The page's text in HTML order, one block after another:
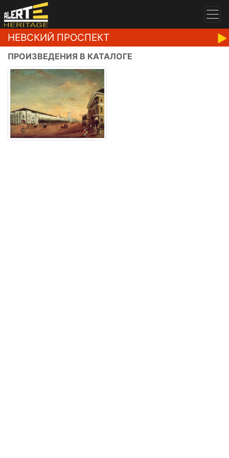
НЕВСКИЙ ПРОСПЕКТ
ПРОИЗВЕДЕНИЯ В КАТАЛОГЕ